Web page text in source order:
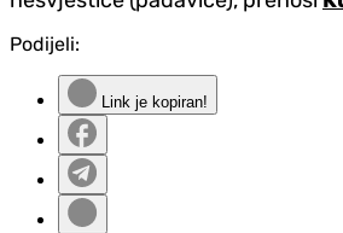
Podijeli:
Link je kopiran!